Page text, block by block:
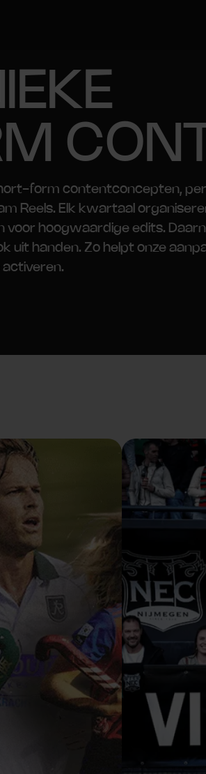
form contentconcepten,
Reels. Elk kwartaal
hoogwaardige edits.
uit handen. Zo helpt onze